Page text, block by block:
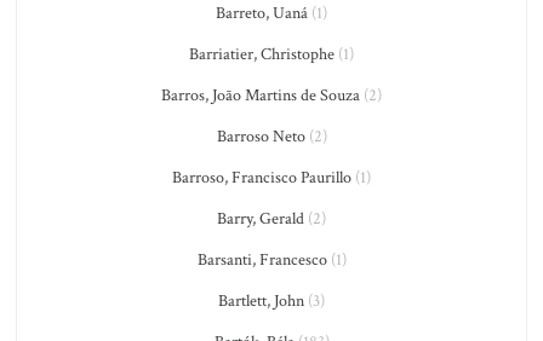
Barreto, Uaná (1)
Barriatier, Christophe (1)
Barros, João Martins de Souza (2)
Barroso Neto(2)
Barroso, Francisco Paurillo (1)
Barry, Gerald (2)
Barsanti, Francesco(1)
Bartlett, John (3)